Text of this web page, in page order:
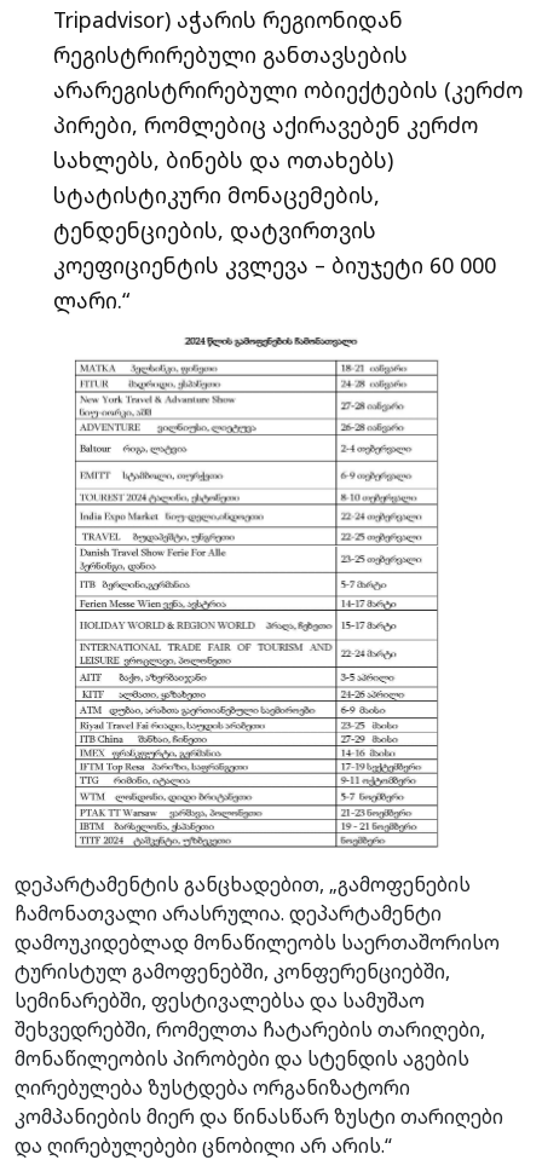
Tripadvisor) აჭარის რეგიონიდან
რეგისტრირებული განთავსების
არარეგისტრირებული ობიექტების (კერძო
პირები, რომლებიც აქირავებენ კერძო
სახლებს, ბინებს და ოთახებს)
სტატისტიკური მონაცემების,
ტენდენციების, დატვირთვის
კოეფიციენტის კვლევა – ბიუჯეტი 60 000
ლარი.“
დეპარტამენტის განცხადებით, „გამოფენების
ჩამონათვალი არასრულია. დეპარტამენტი
დამოუკიდებლად მონაწილეობს საერთაშორისო
ტურისტულ გამოფენებში, კონფერენციებში,
სემინარებში, ფესტივალებსა და სამუშაო
შეხვედრებში, რომელთა ჩატარების თარიღები,
მონაწილეობის პირობები და სტენდის აგების
ღირებულება ზუსტდება ორგანიზატორი
კომპანიების მიერ და წინასწარ ზუსტი თარიღები
და ღირებულებები ცნობილი არ არის.“